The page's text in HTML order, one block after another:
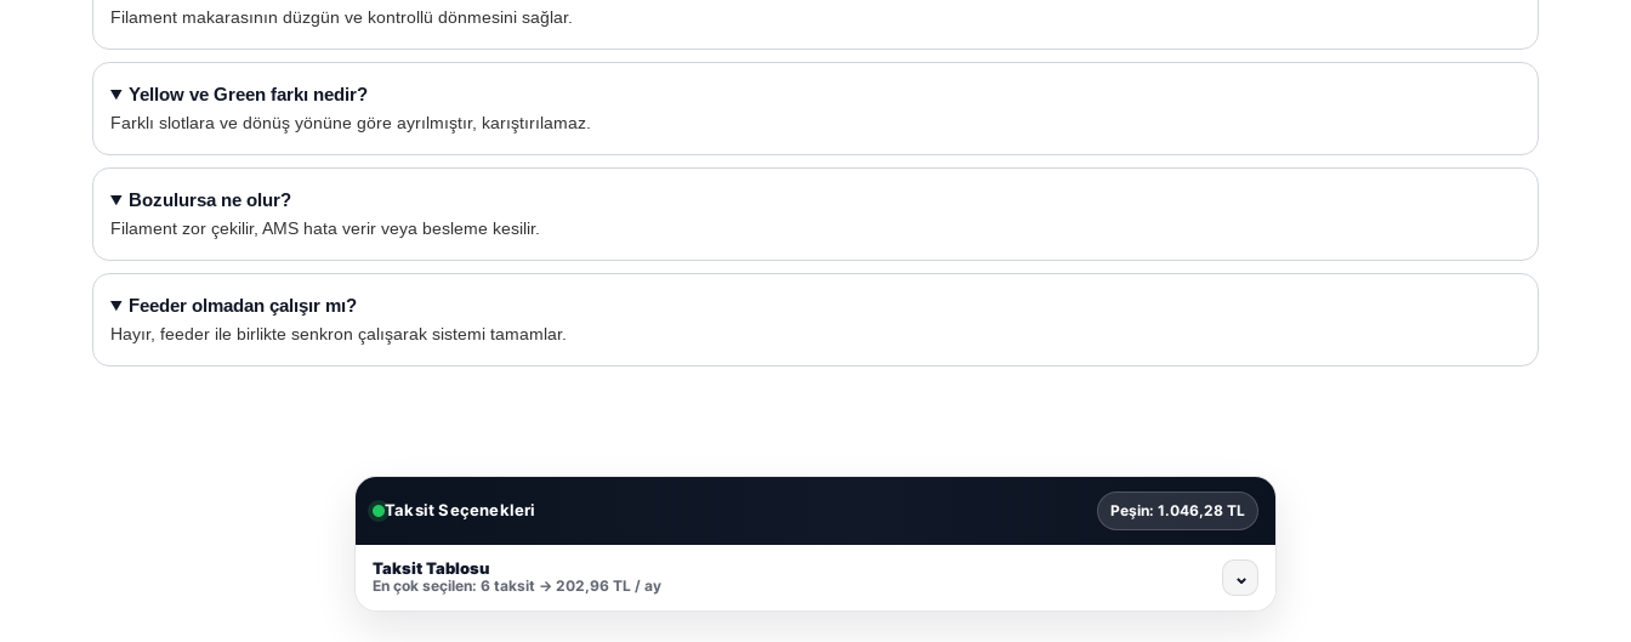
Filament makarasının düzgün ve kontrollü dönmesini sağlar.
Yellow ve Green farkı nedir?
Farklı slotlara ve dönüş yönüne göre ayrılmıştır, karıştırılamaz.
Bozulursa ne olur?
Filament zor çekilir, AMS hata verir veya besleme kesilir.
Feeder olmadan çalışır mı?
Hayır, feeder ile birlikte senkron çalışarak sistemi tamamlar.
Taksit Seçenekleri Peşin: 1.046,28 TL
Taksit Tablosu
En çok seçilen: 6 taksit → 202,96 TL / ay ⌄